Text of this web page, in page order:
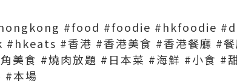
#food #foodie #hkfoodie
#香港 #香港美食 #香港餐廳 #餐
美食 #燒肉放題 #日本菜 #海鮮 #小食 #
#本場